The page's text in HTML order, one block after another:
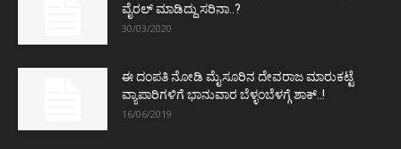
ವೈರಲ್ ಮಾಡಿದ್ದು ಸರಿನಾ..?
30/03/2020
ಈ ದಂಪತಿ ನೋಡಿ ಮೈಸೂರಿನ ದೇವರಾಜ ಮಾರುಕಟ್ಟೆ
ವ್ಯಾಪಾರಿಗಳಿಗೆ ಭಾನುವಾರ ಬೆಳ್ಳಂಬೆಳಗ್ಗೆ ಶಾಕ್..!
16/06/2019